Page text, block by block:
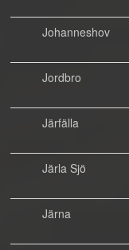
Johanneshov
Jordbro
Järfälla
Järla Sjö
Järna